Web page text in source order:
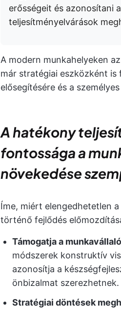
erősségeit és azonosítani
teljesítményelvárások
A modern munkahelyeken
már stratégiai eszközként is
elősegítésére és a
A hatékony
fontossága a
növekedése
Íme, miért elengedhetetlen
történő fejlődés
Támogatja a
módszerek konstruktív
azonosítja a
önbizalmat szerezhetnek.
Stratégiai döntések